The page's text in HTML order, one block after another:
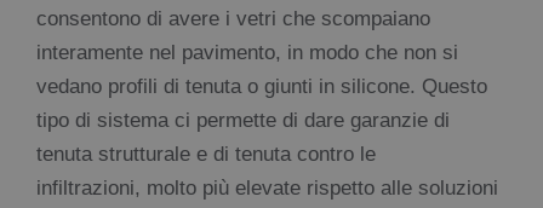
consentono di avere i vetri che scompaiano
interamente nel pavimento, in modo che non si
vedano profili di tenuta o giunti in silicone. Questo
tipo di sistema ci permette di dare garanzie di
tenuta strutturale e di tenuta contro le
infiltrazioni, molto più elevate rispetto alle soluzioni